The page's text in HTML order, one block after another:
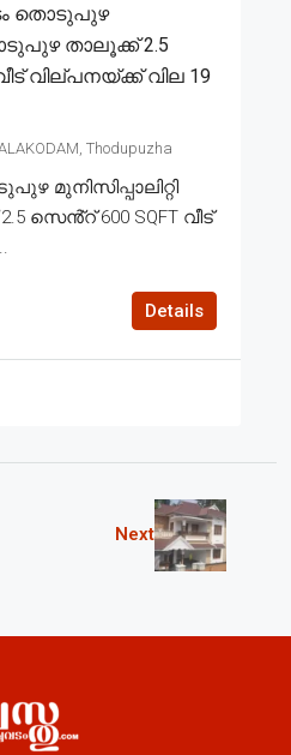
തൊടുപുഴ
താലൂക്ക് 2.5
വില്പനയ്ക്ക് വില 19
Thodupuzha
മുനിസിപ്പാലിറ്റി
600 SQFT വീട്
Details
Next